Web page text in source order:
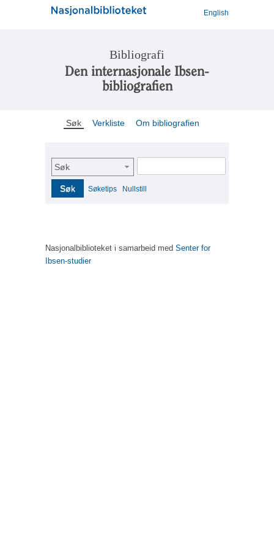
English
Bibliografi
Den internasjonale Ibsen-
bibliografien
Søk Verkliste Om bibliografien
Søk
Søk Søketips Nullstill
Nasjonalbiblioteket i samarbeid med Senter for
Ibsen-studier